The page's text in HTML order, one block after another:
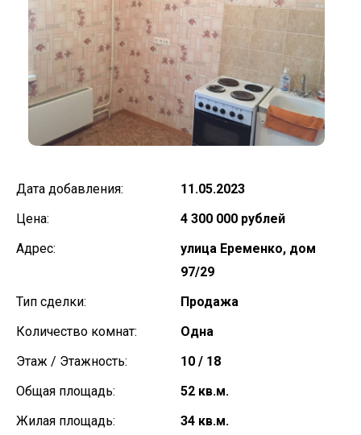
Дата добавления:
11.05.2023
Цена:
4 300 000 рублей
Адрес:
улица Еременко, дом
97/29
Тип сделки:
Продажа
Количество комнат:
Одна
Этаж / Этажность:
10 / 18
Общая площадь:
52 кв.м.
Жилая площадь:
34 кв.м.